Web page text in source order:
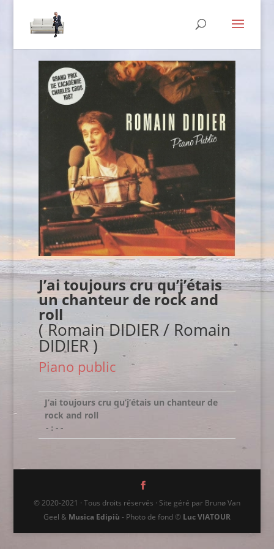
J’ai toujours cru qu’j’étais
un chanteur de rock and
roll
( Romain DIDIER / Romain
DIDIER )
Piano public
J’ai toujours cru qu’j’étais un chanteur de
rock and roll
-:--
© 2020-2021 · Tous droits réservés · Site géré par Brunø Van
Geel & Musica Edipiù - Photo de fond © Luc VIATOUR